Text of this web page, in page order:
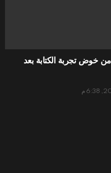
خوض تجربة الكتابة بعد